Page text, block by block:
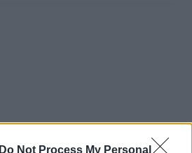
Do Not Process My Personal